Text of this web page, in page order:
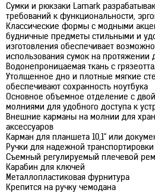
Сумки и рюкзаки Lamark
требований к функциональности,
Классические формы с модными
будничные предметы стильными и
изготовления обеспечивает
использования сумок на протяжении
Водонепроницаемая ткань с
Утолщенное дно и плотные мягкие
обеспечивают сохранность ноутбука
Основное объемное отделение с
молниями для удобного доступа к
Внешние карманы на молнии для
аксессуаров
Карман для планшета 10,1'' или
Ручки для надежной
Съемный регулируемый плечевой
Карабин для ключей
Металлопластиковая фурнитура
Крепится на ручку чемодана